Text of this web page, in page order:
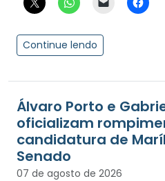
Continue lendo
Álvaro Porto e
oficializam
candidatura de
Senado
07 de agosto de 2026